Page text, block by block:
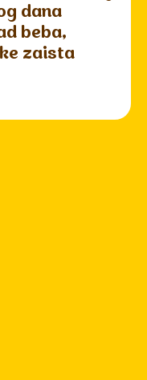
dana
beba,
zaista